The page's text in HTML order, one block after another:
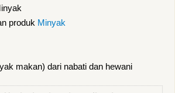
produk Minyak
makan) dari nabati dan hewani